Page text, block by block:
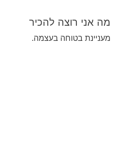
מה אני רוצה להכיר
מעניינת בטוחה בעצמה.